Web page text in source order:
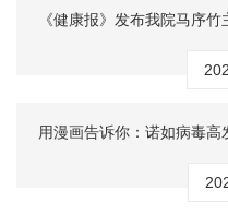
《健康报》发布我院马序
用漫画告诉你：诺如病毒高